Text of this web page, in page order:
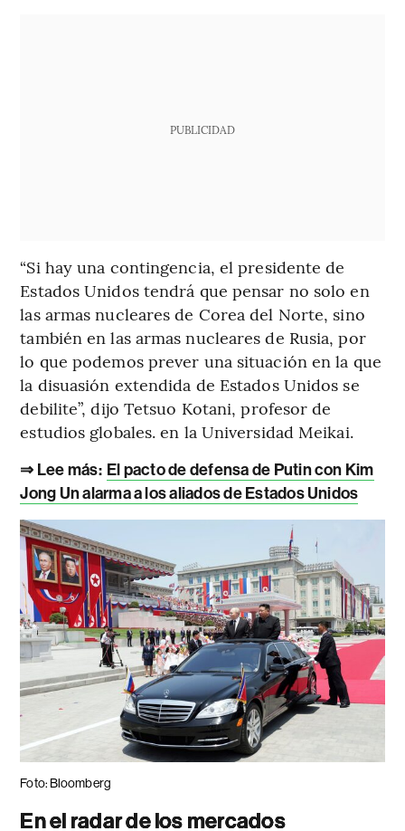
PUBLICIDAD
“Si hay una contingencia, el presidente de
Estados Unidos tendrá que pensar no solo en
las armas nucleares de Corea del Norte, sino
también en las armas nucleares de Rusia, por
lo que podemos prever una situación en la que
la disuasión extendida de Estados Unidos se
debilite”, dijo Tetsuo Kotani, profesor de
estudios globales. en la Universidad Meikai.
⇒ Lee más: El pacto de defensa de Putin con Kim
Jong Un alarma a los aliados de Estados Unidos
Foto: Bloomberg
En el radar de los mercados